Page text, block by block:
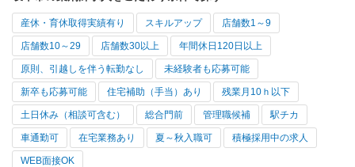
産休・育休取得実績有り スキルアップ 店舗数1～9
店舗数10～29 店舗数30以上 年間休日120日以上
原則、引越しを伴う転勤なし 未経験者も応募可能
新卒も応募可能 住宅補助（手当）あり 残業月10ｈ以下
土日休み（相談可含む） 総合門前 管理職候補 駅チカ
車通勤可 在宅業務あり 夏～秋入職可 積極採用中の求人
WEB面接OK